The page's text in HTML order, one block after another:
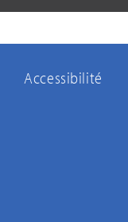
Accessibilité